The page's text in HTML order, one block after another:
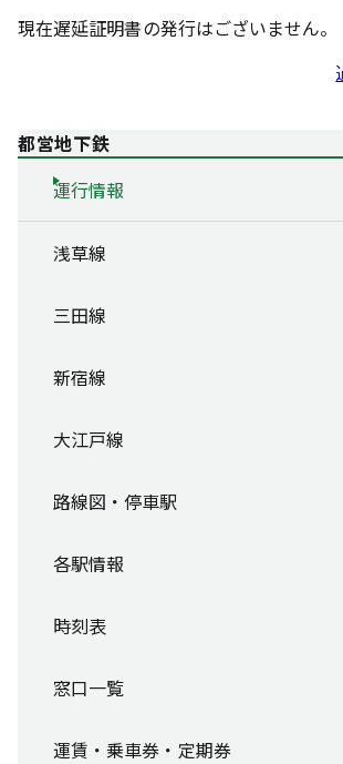
現在遅延証明書の発行はございません。
都営地下鉄
運行情報
浅草線
三田線
新宿線
大江戸線
路線図・停車駅
各駅情報
時刻表
窓口一覧
運賃・乗車券・定期券